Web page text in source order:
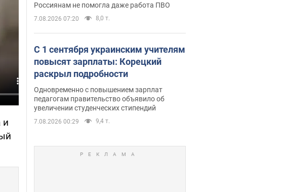
и
Россиянам не помогла даже работа ПВО
7.08.2026 07:20 8,0 т.
С 1 сентября украинским учителям
повысят зарплаты: Корецкий
раскрыл подробности
Одновременно с повышением зарплат
педагогам правительство объявило об
увеличении студенческих стипендий
7.08.2026 00:29 9,4 т.